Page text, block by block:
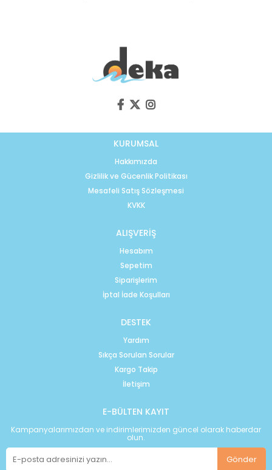
KURUMSAL
Hakkımızda
Gizlilik ve Gücenlik Politikası
Mesafeli Satış Sözleşmesi
KVKK
ALIŞVERİŞ
Hesabım
Sepetim
Siparişlerim
İptal İade Koşulları
DESTEK
Yardım
Sıkça Sorulan Sorular
Kargo Takip
İletişim
E-BÜLTEN KAYIT
Kampanyalarımızdan ve indirimlerimizden güncel olarak haberdar
olun.
Gönder